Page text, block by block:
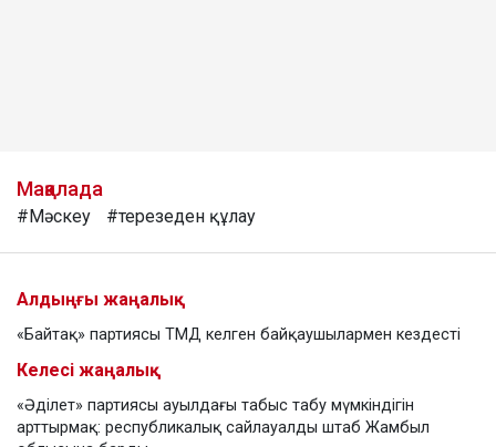
Мақалада
#Мәскеу #терезеден құлау
Алдыңғы жаңалық
«Байтақ» партиясы ТМД келген байқаушылармен кездесті
Келесі жаңалық
«Әділет» партиясы ауылдағы табыс табу мүмкіндігін
арттырмақ: республикалық сайлауалды штаб Жамбыл